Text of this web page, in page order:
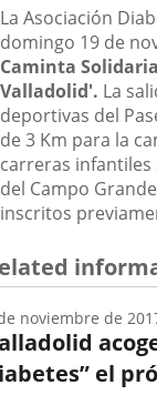
Descripción
La Asociación
domingo 19 de
Caminta
Valladolid'. La
deportivas del
de 3 Km para la
carreras infantiles
del Campo
inscritos
el
noviembre de